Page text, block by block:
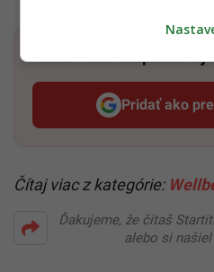
Pridať ako
Čítaj viac z kategórie:
Ďakujeme, že čítaš
alebo si